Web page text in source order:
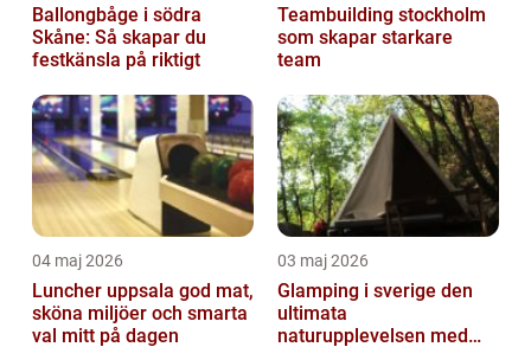
Ballongbåge i södra
Skåne: Så skapar du
festkänsla på riktigt
Teambuilding stockholm
som skapar starkare
team
04 maj 2026
Luncher uppsala god mat,
sköna miljöer och smarta
val mitt på dagen
03 maj 2026
Glamping i sverige den
ultimata
naturupplevelsen med